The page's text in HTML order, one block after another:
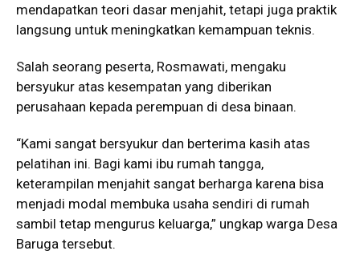
mendapatkan teori dasar menjahit, tetapi juga praktik
langsung untuk meningkatkan kemampuan teknis.
Salah seorang peserta, Rosmawati, mengaku
bersyukur atas kesempatan yang diberikan
perusahaan kepada perempuan di desa binaan.
“Kami sangat bersyukur dan berterima kasih atas
pelatihan ini. Bagi kami ibu rumah tangga,
keterampilan menjahit sangat berharga karena bisa
menjadi modal membuka usaha sendiri di rumah
sambil tetap mengurus keluarga,” ungkap warga Desa
Baruga tersebut.